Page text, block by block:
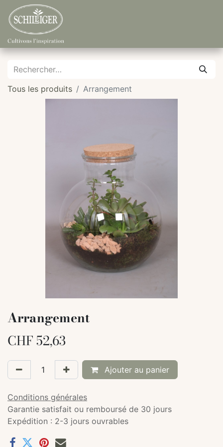
Tous les produits Arrangement
Arrangement
CHF52,63
Ajouter au panier
Conditions générales
Garantie satisfait ou remboursé de 30 jours
Expédition : 2-3 jours ouvrables